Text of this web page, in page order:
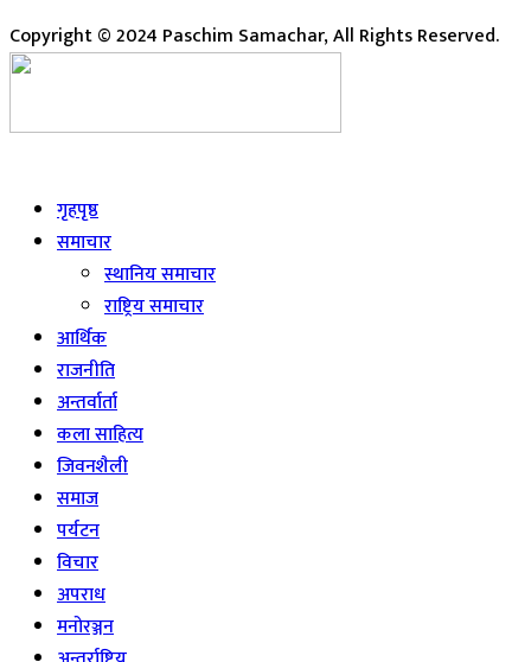
Copyright © 2024 Paschim Samachar, All Rights Reserved.
गृहपृष्ठ
समाचार
स्थानिय समाचार
राष्ट्रिय समाचार
आर्थिक
राजनीति
अन्तर्वार्ता
कला साहित्य
जिवनशैली
समाज
पर्यटन
विचार
अपराध
मनोरञ्जन